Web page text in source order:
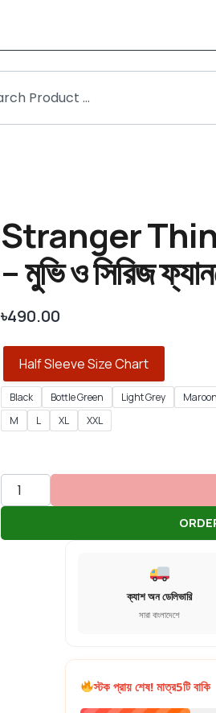
Stranger Things
– মুভি ও সিরিজ
৳490.00
Half Sleeve Size Chart
Black Bottle Green Light Grey Maroon
M
L XL XXL
ক্যাশ অন ডেলিভারি
সারা বাংলাদেশে
স্টক প্রায় শেষ! মাত্র5টি বাকি